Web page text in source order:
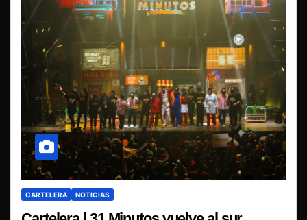
CARTELERA NOTICIAS